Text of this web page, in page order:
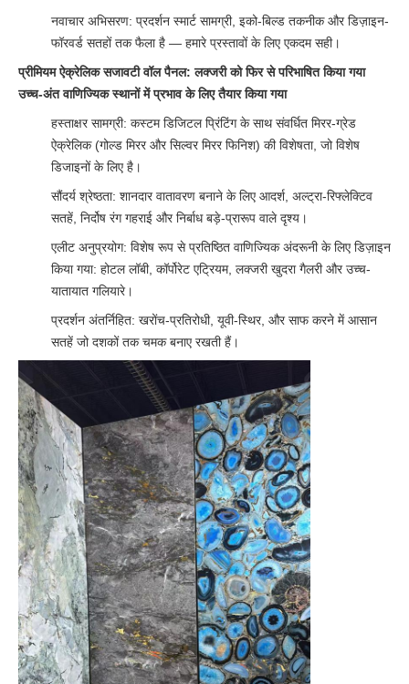
नवाचार अभिसरण: प्रदर्शन स्मार्ट सामग्री, इको-बिल्ड तकनीक और डिज़ाइन-
फॉरवर्ड सतहों तक फैला है — हमारे प्रस्तावों के लिए एकदम सही।
प्रीमियम ऐक्रेलिक सजावटी वॉल पैनल: लक्जरी को फिर से परिभाषित किया गया
उच्च-अंत वाणिज्यिक स्थानों में प्रभाव के लिए तैयार किया गया
हस्ताक्षर सामग्री: कस्टम डिजिटल प्रिंटिंग के साथ संवर्धित मिरर-ग्रेड
ऐक्रेलिक (गोल्ड मिरर और सिल्वर मिरर फिनिश) की विशेषता, जो विशेष
डिजाइनों के लिए है।
सौंदर्य श्रेष्ठता: शानदार वातावरण बनाने के लिए आदर्श, अल्ट्रा-रिफ्लेक्टिव
सतहें, निर्दोष रंग गहराई और निर्बाध बड़े-प्रारूप वाले दृश्य।
एलीट अनुप्रयोग: विशेष रूप से प्रतिष्ठित वाणिज्यिक अंदरूनी के लिए डिज़ाइन
किया गया: होटल लॉबी, कॉर्पोरेट एट्रियम, लक्जरी खुदरा गैलरी और उच्च-
यातायात गलियारे।
प्रदर्शन अंतर्निहित: खरोंच-प्रतिरोधी, यूवी-स्थिर, और साफ करने में आसान
सतहें जो दशकों तक चमक बनाए रखती हैं।